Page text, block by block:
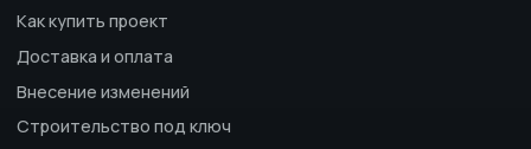
Как купить проект
Доставка и оплата
Внесение изменений
Строительство под ключ